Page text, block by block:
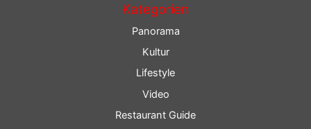
Kategorien
Panorama
Kultur
Lifestyle
Video
Restaurant Guide